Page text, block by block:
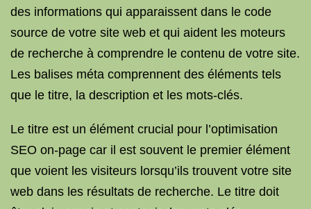
des informations qui apparaissent dans le code
source de votre site web et qui aident les moteurs
de recherche à comprendre le contenu de votre site.
Les balises méta comprennent des éléments tels
que le titre, la description et les mots-clés.
Le titre est un élément crucial pour l’optimisation
SEO on-page car il est souvent le premier élément
que voient les visiteurs lorsqu’ils trouvent votre site
web dans les résultats de recherche. Le titre doit